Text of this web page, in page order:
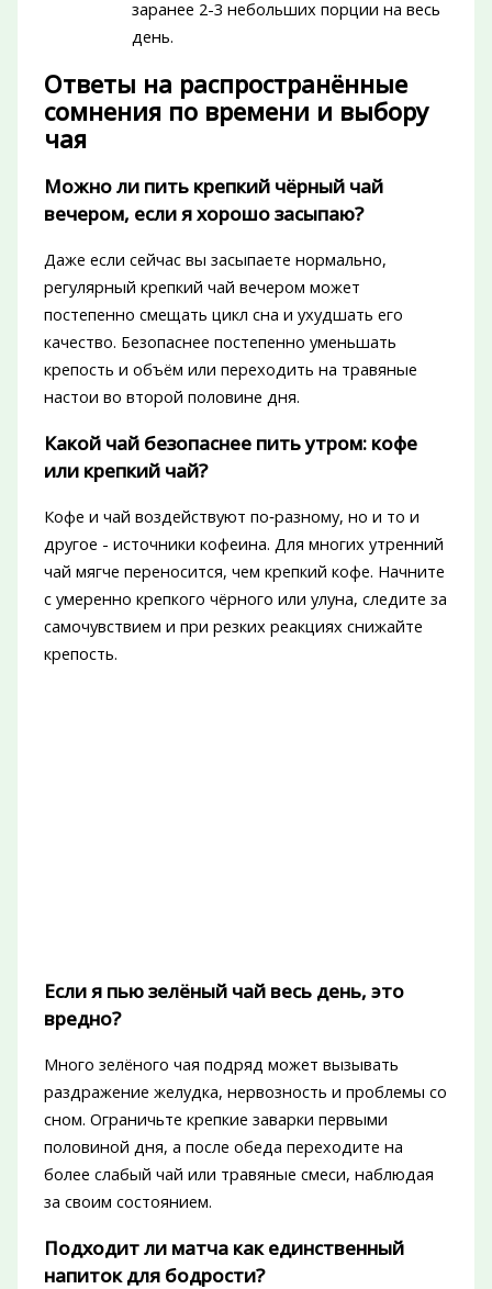
заранее 2-3 небольших порции на весь
день.
Ответы на распространённые
сомнения по времени и выбору
чая
Можно ли пить крепкий чёрный чай
вечером, если я хорошо засыпаю?
Даже если сейчас вы засыпаете нормально,
регулярный крепкий чай вечером может
постепенно смещать цикл сна и ухудшать его
качество. Безопаснее постепенно уменьшать
крепость и объём или переходить на травяные
настои во второй половине дня.
Какой чай безопаснее пить утром: кофе
или крепкий чай?
Кофе и чай воздействуют по‑разному, но и то и
другое - источники кофеина. Для многих утренний
чай мягче переносится, чем крепкий кофе. Начните
с умеренно крепкого чёрного или улуна, следите за
самочувствием и при резких реакциях снижайте
крепость.
Если я пью зелёный чай весь день, это
вредно?
Много зелёного чая подряд может вызывать
раздражение желудка, нервозность и проблемы со
сном. Ограничьте крепкие заварки первыми
половиной дня, а после обеда переходите на
более слабый чай или травяные смеси, наблюдая
за своим состоянием.
Подходит ли матча как единственный
напиток для бодрости?